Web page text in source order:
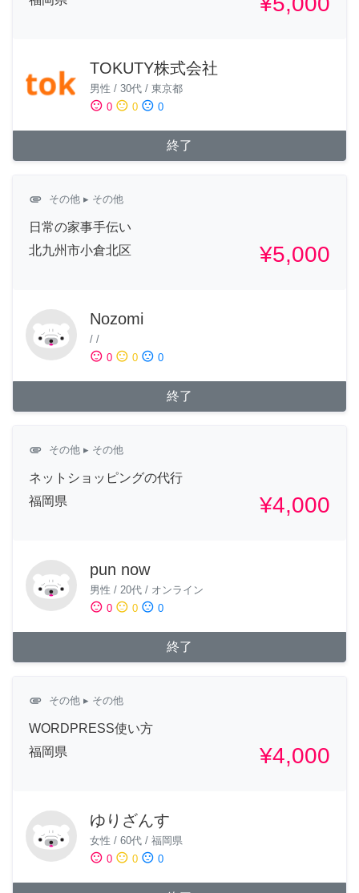
TOKUTY株式会社
男性 / 30代 / 東京都
sentiment_satisfied 0 sentiment_neutral 0 sentiment_dissatisfied 0
終了
attachment その他 ▸ その他
日常の家事手伝い
北九州市小倉北区
¥5,000
Nozomi
/ /
sentiment_satisfied 0 sentiment_neutral 0 sentiment_dissatisfied 0
終了
attachment その他 ▸ その他
ネットショッピングの代行
福岡県
¥4,000
pun now
男性 / 20代 / オンライン
sentiment_satisfied 0 sentiment_neutral 0 sentiment_dissatisfied 0
終了
attachment その他 ▸ その他
WORDPRESS使い方
福岡県
¥4,000
ゆりざんす
女性 / 60代 / 福岡県
sentiment_satisfied 0 sentiment_neutral 0 sentiment_dissatisfied 0